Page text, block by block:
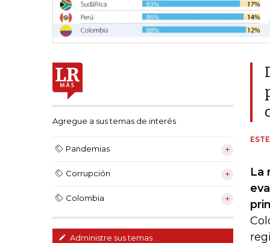
Agregue a sus temas de interés
Pandemias
Corrupción
Colombia
Administre sus temas
La